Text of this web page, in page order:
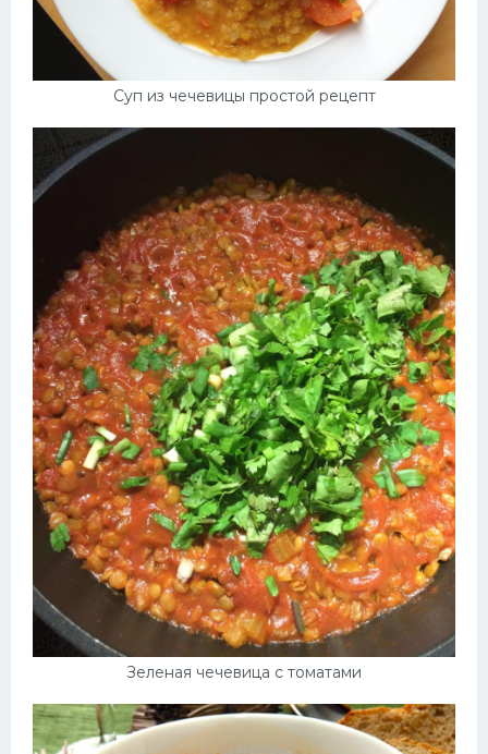
Суп из чечевицы простой рецепт
Зеленая чечевица с томатами